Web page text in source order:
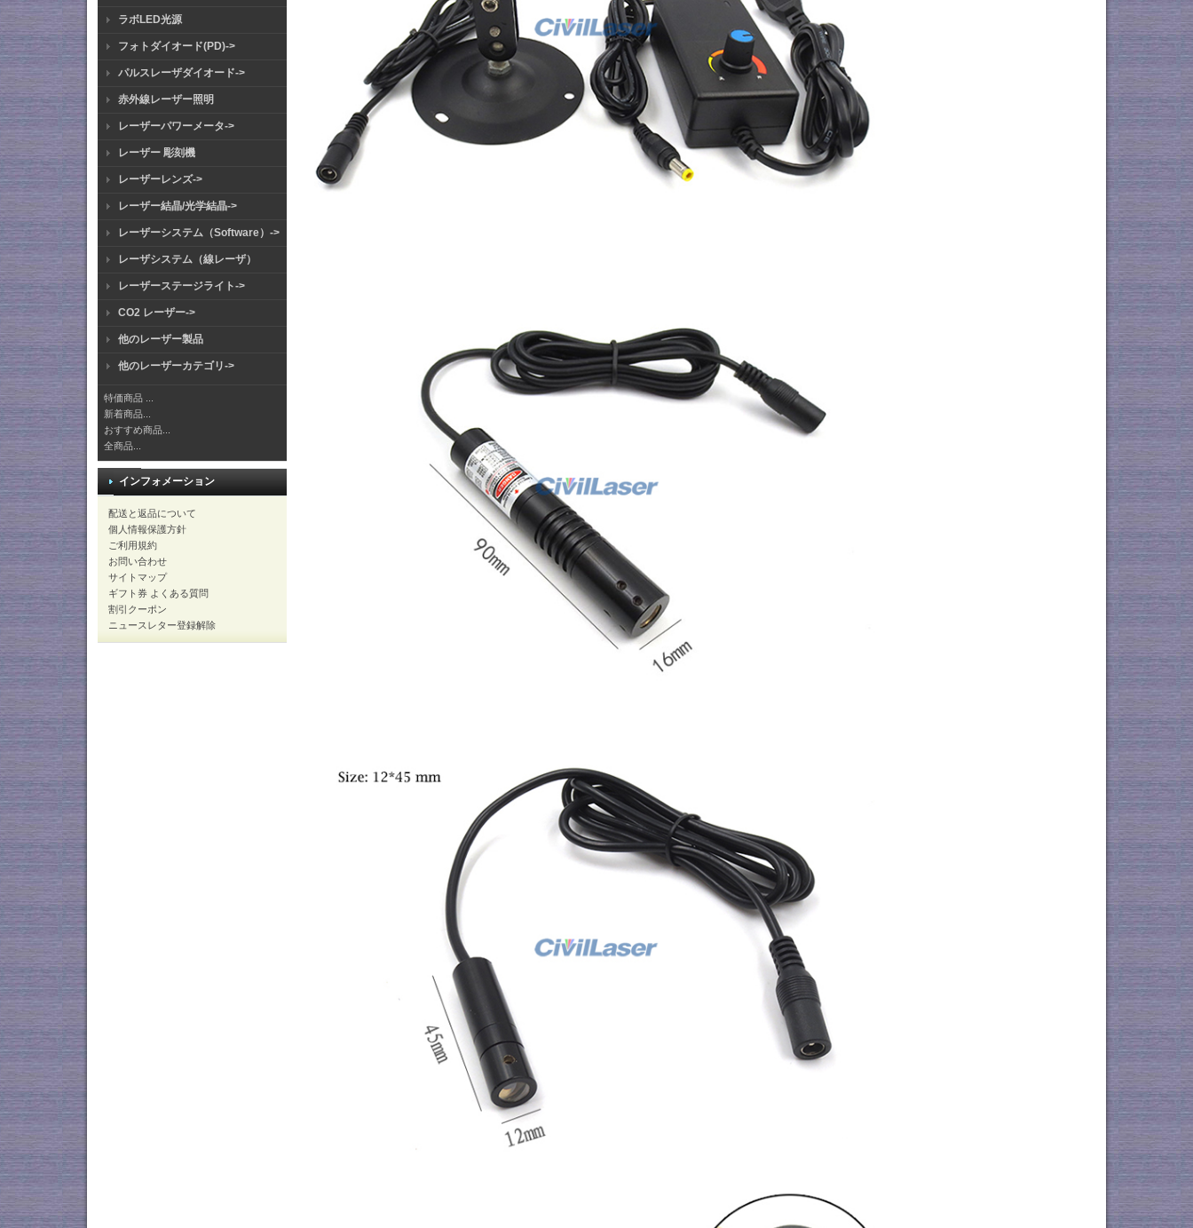
ラボLED光源
フォトダイオード(PD)->
パルスレーザダイオード->
赤外線レーザー照明
レーザーパワーメータ->
レーザー 彫刻機
レーザーレンズ->
レーザー結晶/光学結晶->
レーザーシステム（Software）->
レーザシステム（線レーザ）
レーザーステージライト->
CO2 レーザー->
他のレーザー製品
他のレーザーカテゴリ->
特価商品 ...
新着商品...
おすすめ商品...
全商品...
インフォメーション
配送と返品について
個人情報保護方針
ご利用規約
お問い合わせ
サイトマップ
ギフト券 よくある質問
割引クーポン
ニュースレター登録解除